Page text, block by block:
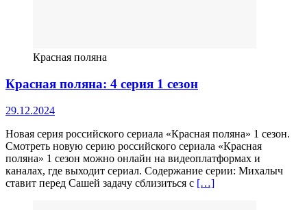
Красная поляна
Красная поляна: 4 серия 1 сезон
29.12.2024
Новая серия российского сериала «Красная поляна» 1 сезон.
Смотреть новую серию российского сериала «Красная
поляна» 1 сезон можно онлайн на видеоплатформах и
каналах, где выходит сериал. Содержание серии: Михалыч
ставит перед Сашей задачу сблизиться с […]